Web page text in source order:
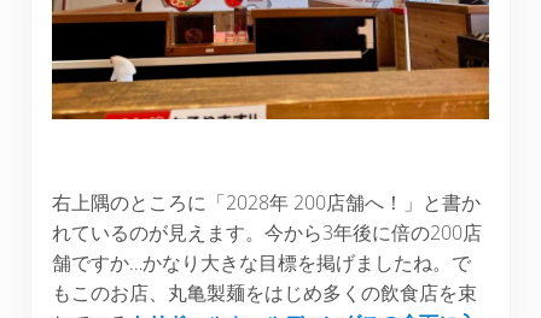
右上隅のところに「2028年 200店舗へ！」と書か
れているのが見えます。今から3年後に倍の200店
舗ですか…かなり大きな目標を掲げましたね。で
もこのお店、丸亀製麺をはじめ多くの飲食店を束